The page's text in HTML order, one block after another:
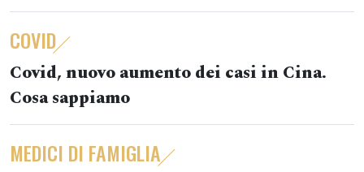
COVID
Covid, nuovo aumento dei casi in Cina.
Cosa sappiamo
MEDICI DI FAMIGLIA